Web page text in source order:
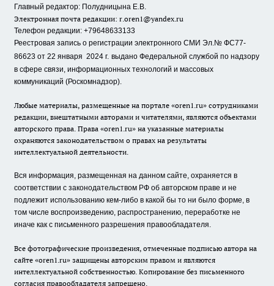
Главный редактор: Полудницына Е.В.
Электронная почта редакции: r.oren1@yandex.ru
Телефон редакции: +79648633133
Реестровая запись о регистрации электронного СМИ Эл.№ ФС77-
86623 от 22 января 2024 г. выдано Федеральной службой по надзору
в сфере связи, информационных технологий и массовых
коммуникаций (Роскомнадзор).
Любые материалы, размещенные на портале «oren1.ru» сотрудниками
редакции, внештатными авторами и читателями, являются объектами
авторского права. Права «oren1.ru» на указанные материалы
охраняются законодательством о правах на результаты
интеллектуальной деятельности.
Вся информация, размещенная на данном сайте, охраняется в
соответствии с законодательством РФ об авторском праве и не
подлежит использованию кем-либо в какой бы то ни было форме, в
том числе воспроизведению, распространению, переработке не
иначе как с письменного разрешения правообладателя.
Все фотографические произведения, отмеченные подписью автора на
сайте «oren1.ru» защищены авторским правом и являются
интеллектуальной собственностью. Копирование без письменного
согласия правообладателя запрещено.